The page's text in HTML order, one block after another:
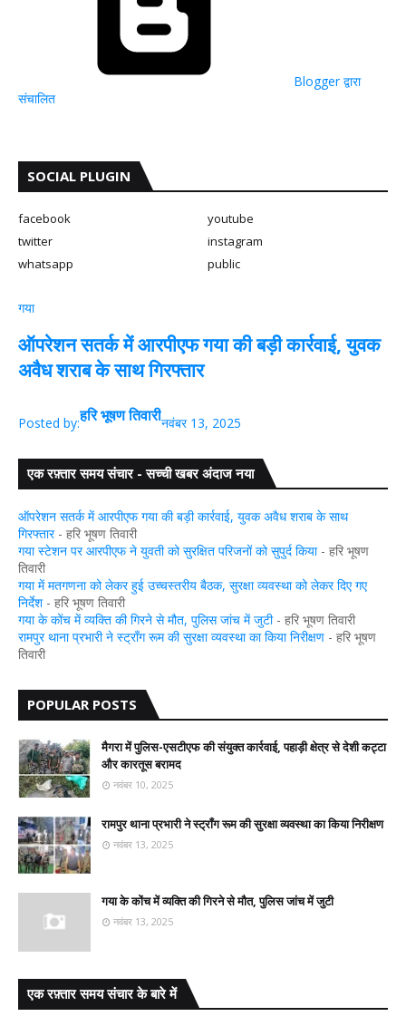
Blogger द्वारा
संचालित
SOCIAL PLUGIN
facebook
youtube
twitter
instagram
whatsapp
public
गया
ऑपरेशन सतर्क में आरपीएफ गया की बड़ी कार्रवाई, युवक
अवैध शराब के साथ गिरफ्तार
Posted by:हरि भूषण तिवारीनवंबर 13, 2025
एक रफ़्तार समय संचार - सच्ची खबर अंदाज नया
ऑपरेशन सतर्क में आरपीएफ गया की बड़ी कार्रवाई, युवक अवैध शराब के साथ
गिरफ्तार- हरि भूषण तिवारी
गया स्टेशन पर आरपीएफ ने युवती को सुरक्षित परिजनों को सुपुर्द किया- हरि भूषण
तिवारी
गया में मतगणना को लेकर हुई उच्चस्तरीय बैठक, सुरक्षा व्यवस्था को लेकर दिए गए
निर्देश- हरि भूषण तिवारी
गया के कोंच में व्यक्ति की गिरने से मौत, पुलिस जांच में जुटी- हरि भूषण तिवारी
रामपुर थाना प्रभारी ने स्ट्रॉंग रूम की सुरक्षा व्यवस्था का किया निरीक्षण - हरि भूषण
तिवारी
POPULAR POSTS
मैगरा में पुलिस-एसटीएफ की संयुक्त कार्रवाई, पहाड़ी क्षेत्र से देशी कट्टा
और कारतूस बरामद
नवंबर 10, 2025
रामपुर थाना प्रभारी ने स्ट्रॉंग रूम की सुरक्षा व्यवस्था का किया निरीक्षण
नवंबर 13, 2025
गया के कोंच में व्यक्ति की गिरने से मौत, पुलिस जांच में जुटी
नवंबर 13, 2025
एक रफ़्तार समय संचार के बारे में